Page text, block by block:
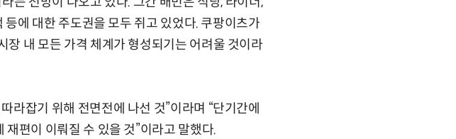
에 대한 주도권을 모두 쥐고 있었다. 쿠팡이츠가
내 모든 가격 체계가 형성되기는 어려울 것이라
라잡기 위해 전면전에 나선 것”이라며 “단기간에
편이 이뤄질 수 있을 것”이라고 말했다.